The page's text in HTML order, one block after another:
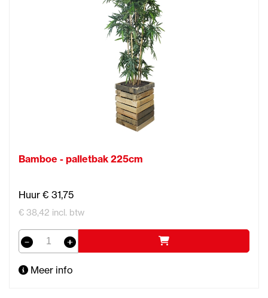
Bamboe - palletbak 225cm
Huur € 31,75
€ 38,42 incl. btw
Meer info